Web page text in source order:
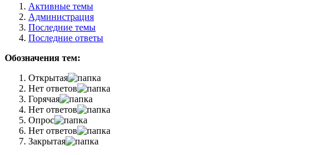
Активные темы
Администрация
Последние темы
Последние ответы
Обозначения тем:
Открытая
Нет ответов
Горячая
Нет ответов
Опрос
Нет ответов
Закрытая